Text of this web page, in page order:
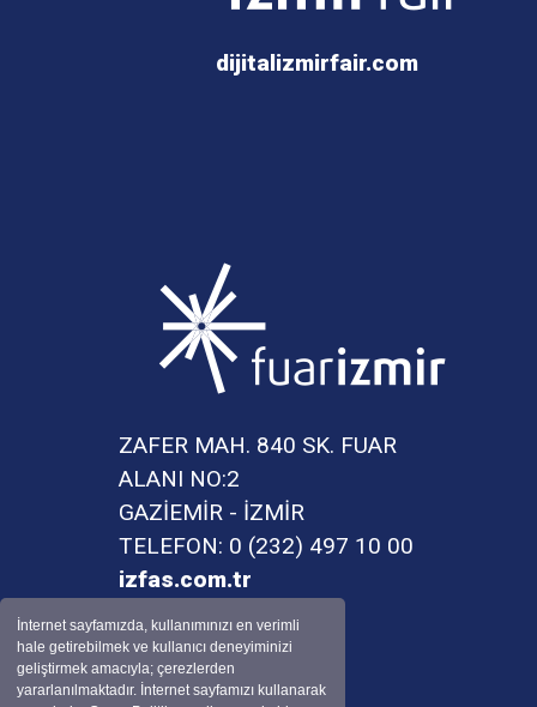
İnternet sayfamızda, kullanımınızı en verimli
hale getirebilmek ve kullanıcı deneyiminizi
geliştirmek amacıyla; çerezlerden
yararlanılmaktadır. İnternet sayfamızı kullanarak
dijitalizmirfair.com
ZAFER MAH. 840 SK. FUAR
ALANI NO:2
GAZİEMİR - İZMİR
TELEFON: 0 (232) 497 10 00
izfas.com.tr